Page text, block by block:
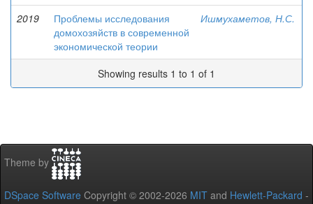
2019
Проблемы исследования
домохозяйств в современной
экономической теории
Ишмухаметов, Н.С.
Showing results 1 to 1 of 1
Theme by
DSpace Software Copyright © 2002-2026 MIT and Hewlett-Packard -